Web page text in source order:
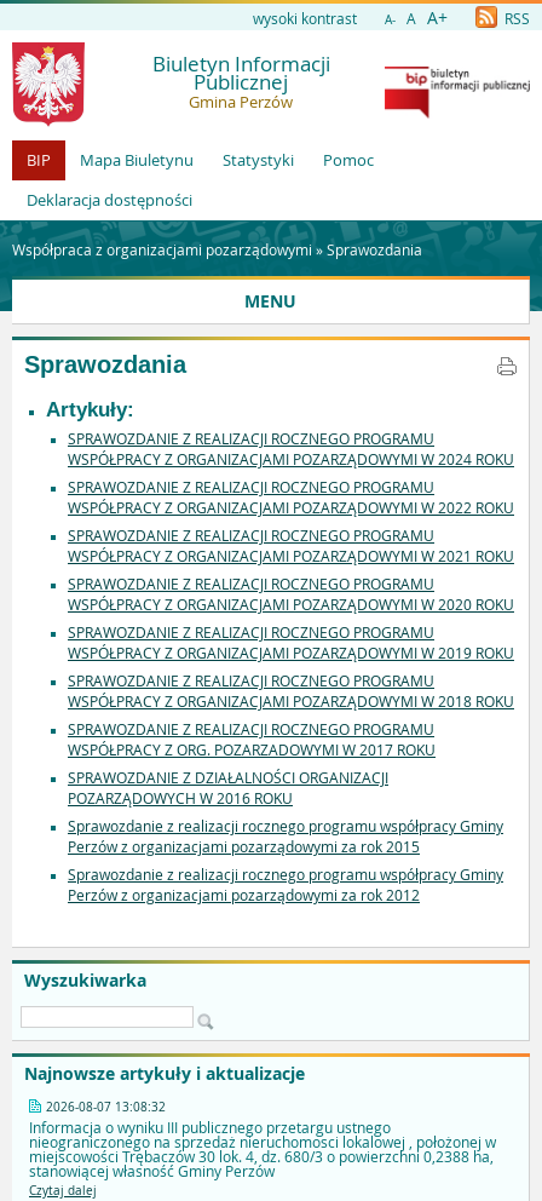
wysoki kontrast A- A A+ RSS
Biuletyn Informacji
Publicznej
Gmina Perzów
BIP Mapa Biuletynu Statystyki
Pomoc
Deklaracja dostępności
Współpraca z organizacjami pozarządowymi »Sprawozdania
MENU
Wyszukiwarka
Najnowsze artykuły i aktualizacje
2026-08-07 13:08:32
Informacja o wyniku III publicznego przetargu ustnego
nieograniczonego na sprzedaż nieruchomosci lokalowej , położonej w
miejscowości Trębaczów 30 lok. 4, dz. 680/3 o powierzchni 0,2388 ha,
stanowiącej własność Gminy Perzów
Czytaj dalej
Sprawozdania
Artykuły:
SPRAWOZDANIE Z REALIZACJI ROCZNEGO PROGRAMU
WSPÓŁPRACY Z ORGANIZACJAMI POZARZĄDOWYMI W 2024 ROKU
SPRAWOZDANIE Z REALIZACJI ROCZNEGO PROGRAMU
WSPÓŁPRACY Z ORGANIZACJAMI POZARZĄDOWYMI W 2022 ROKU
SPRAWOZDANIE Z REALIZACJI ROCZNEGO PROGRAMU
WSPÓŁPRACY Z ORGANIZACJAMI POZARZĄDOWYMI W 2021 ROKU
SPRAWOZDANIE Z REALIZACJI ROCZNEGO PROGRAMU
WSPÓŁPRACY Z ORGANIZACJAMI POZARZĄDOWYMI W 2020 ROKU
SPRAWOZDANIE Z REALIZACJI ROCZNEGO PROGRAMU
WSPÓŁPRACY Z ORGANIZACJAMI POZARZĄDOWYMI W 2019 ROKU
SPRAWOZDANIE Z REALIZACJI ROCZNEGO PROGRAMU
WSPÓŁPRACY Z ORGANIZACJAMI POZARZĄDOWYMI W 2018 ROKU
SPRAWOZDANIE Z REALIZACJI ROCZNEGO PROGRAMU
WSPÓŁPRACY Z ORG. POZARZADOWYMI W 2017 ROKU
SPRAWOZDANIE Z DZIAŁALNOŚCI ORGANIZACJI
POZARZĄDOWYCH W 2016 ROKU
Sprawozdanie z realizacji rocznego programu współpracy Gminy
Perzów z organizacjami pozarządowymi za rok 2015
Sprawozdanie z realizacji rocznego programu współpracy Gminy
Perzów z organizacjami pozarządowymi za rok 2012